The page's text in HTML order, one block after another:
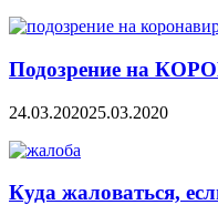
Подозрение на
24.03.202025.03.2020
Куда жаловаться,